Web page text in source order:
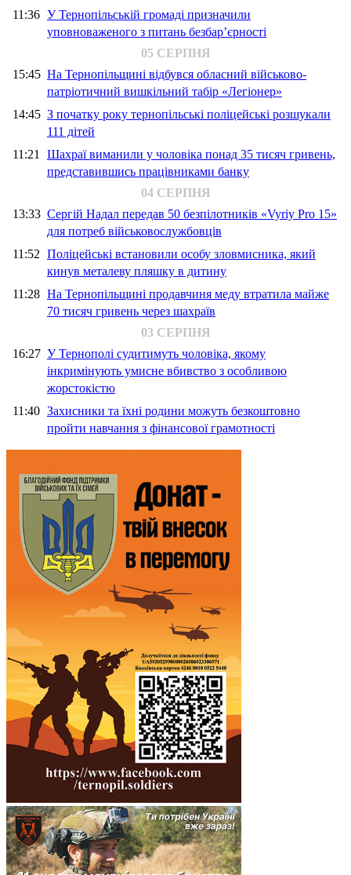
11:36 У Тернопільській громаді призначили
уповноваженого з питань безбар’єрності
05 СЕРПНЯ
15:45 На Тернопільщині відбувся обласний військово-
патріотичний вишкільний табір «Легіонер»
14:45 З початку року тернопільські поліцейські розшукали
111 дітей
11:21 Шахраї виманили у чоловіка понад 35 тисяч гривень,
представившись працівниками банку
04 СЕРПНЯ
13:33 Сергій Надал передав 50 безпілотників «Vyriy Pro 15»
для потреб військовослужбовців
11:52 Поліцейські встановили особу зловмисника, який
кинув металеву пляшку в дитину
11:28 На Тернопільщині продавчиня меду втратила майже
70 тисяч гривень через шахраїв
03 СЕРПНЯ
16:27 У Тернополі судитимуть чоловіка, якому
інкримінують умисне вбивство з особливою
жорстокістю
11:40 Захисники та їхні родини можуть безкоштовно
пройти навчання з фінансової грамотності